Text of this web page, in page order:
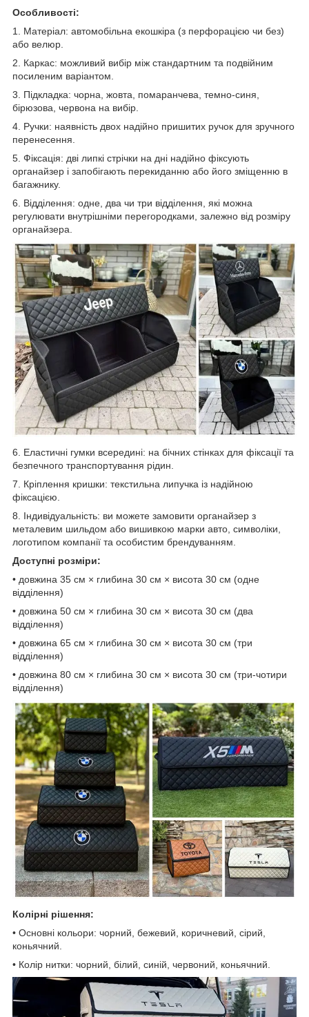
Особливості:
1. Матеріал: автомобільна екошкіра (з перфорацією чи без)
або велюр.
2. Каркас: можливий вибір між стандартним та подвійним
посиленим варіантом.
3. Підкладка: чорна, жовта, помаранчева, темно-синя,
бірюзова, червона на вибір.
4. Ручки: наявність двох надійно пришитих ручок для зручного
перенесення.
5. Фіксація: дві липкі стрічки на дні надійно фіксують
органайзер і запобігають перекиданню або його зміщенню в
багажнику.
6. Відділення: одне, два чи три відділення, які можна
регулювати внутрішніми перегородками, залежно від розміру
органайзера.
6. Еластичні гумки всередині: на бічних стінках для фіксації та
безпечного транспортування рідин.
7. Кріплення кришки: текстильна липучка із надійною
фіксацією.
8. Індивідуальність: ви можете замовити органайзер з
металевим шильдом або вишивкою марки авто, символіки,
логотипом компанії та особистим брендуванням.
Доступні розміри:
• довжина 35 см × глибина 30 см × висота 30 см (одне
відділення)
• довжина 50 см × глибина 30 см × висота 30 см (два
відділення)
• довжина 65 см × глибина 30 см × висота 30 см (три
відділення)
• довжина 80 см × глибина 30 см × висота 30 см (три-чотири
відділення)
Колірні рішення:
• Основні кольори: чорний, бежевий, коричневий, сірий,
коньячний.
• Колір нитки: чорний, білий, синій, червоний, коньячний.